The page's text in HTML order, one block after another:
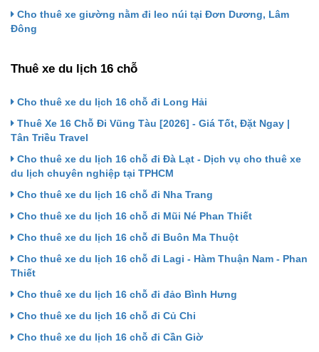
Cho thuê xe giường nằm đi leo núi tại Đơn Dương, Lâm
Đông
Thuê xe du lịch 16 chỗ
Cho thuê xe du lịch 16 chỗ đi Long Hải
Thuê Xe 16 Chỗ Đi Vũng Tàu [2026] - Giá Tốt, Đặt Ngay |
Tân Triều Travel
Cho thuê xe du lịch 16 chỗ đi Đà Lạt - Dịch vụ cho thuê xe
du lịch chuyên nghiệp tại TPHCM
Cho thuê xe du lịch 16 chỗ đi Nha Trang
Cho thuê xe du lịch 16 chỗ đi Mũi Né Phan Thiết
Cho thuê xe du lịch 16 chỗ đi Buôn Ma Thuột
Cho thuê xe du lịch 16 chỗ đi Lagi - Hàm Thuận Nam - Phan
Thiết
Cho thuê xe du lịch 16 chỗ đi đảo Bình Hưng
Cho thuê xe du lịch 16 chỗ đi Củ Chi
Cho thuê xe du lịch 16 chỗ đi Cần Giờ